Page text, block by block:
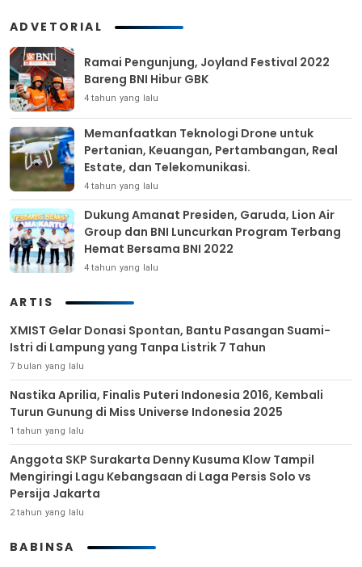
ADVETORIAL
Ramai Pengunjung, Joyland Festival 2022
Bareng BNI Hibur GBK
4 tahun yang lalu
Memanfaatkan Teknologi Drone untuk
Pertanian, Keuangan, Pertambangan, Real
Estate, dan Telekomunikasi.
4 tahun yang lalu
Dukung Amanat Presiden, Garuda, Lion Air
Group dan BNI Luncurkan Program Terbang
Hemat Bersama BNI 2022
4 tahun yang lalu
ARTIS
XMIST Gelar Donasi Spontan, Bantu Pasangan Suami-
Istri di Lampung yang Tanpa Listrik 7 Tahun
7 bulan yang lalu
Nastika Aprilia, Finalis Puteri Indonesia 2016, Kembali
Turun Gunung di Miss Universe Indonesia 2025
1 tahun yang lalu
Anggota SKP Surakarta Denny Kusuma Klow Tampil
Mengiringi Lagu Kebangsaan di Laga Persis Solo vs
Persija Jakarta
2 tahun yang lalu
BABINSA